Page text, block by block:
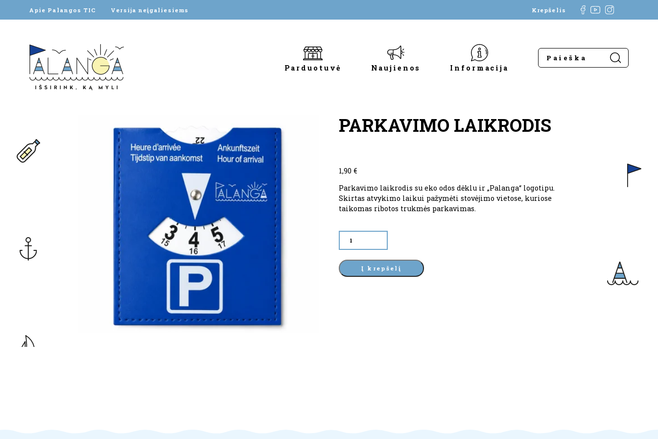
Apie Palangos TIC Versija neįgaliesiems Krepšelis
Parduotuvė Naujienos Informacija
PARKAVIMO LAIKRODIS
1,90€
Parkavimo laikrodis su eko odos dėklu ir „Palanga“ logotipu.
Skirtas atvykimo laikui pažymėti stovėjimo vietose, kuriose
taikomas ribotos trukmės parkavimas.
Į krepšelį